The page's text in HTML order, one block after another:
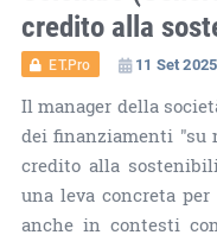
credito alla
ET.Pro 11 Set 2025
Il manager della
dei finanziamenti "su
credito alla
una leva concreta
anche in contesti